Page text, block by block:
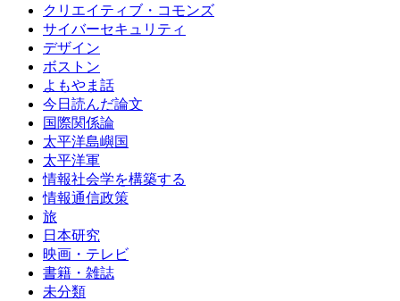
クリエイティブ・コモンズ
サイバーセキュリティ
デザイン
ボストン
よもやま話
今日読んだ論文
国際関係論
太平洋島嶼国
太平洋軍
情報社会学を構築する
情報通信政策
旅
日本研究
映画・テレビ
書籍・雑誌
未分類